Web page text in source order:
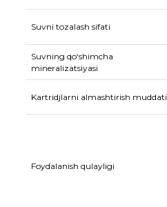
Suvni tozalash sifati
Suvning qo‘shimcha
mineralizatsiyasi
Kartridjlarni almashtirish muddati
Foydalanish qulayligi